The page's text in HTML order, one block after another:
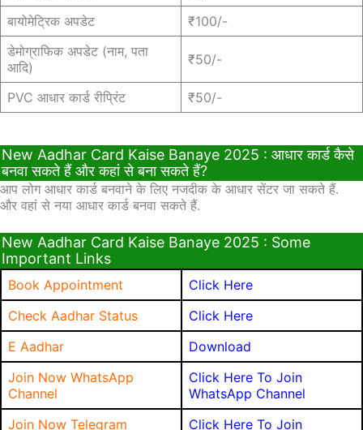
बायोमेट्रिक अपडेट
₹100/-
डेमोग्राफिक अपडेट (नाम, पता
आदि)
₹50/-
PVC आधार कार्ड रीप्रिंट ₹50/-
New Aadhar Card Kaise Banaye 2025 : आधार कार्ड कैसे
बनवा सकते हैं और कहां से बना सकते हैं?
आप लोग आधार कार्ड बनवाने के लिए नजदीक के आधार सेंटर जा सकते हैं.
और वहां से नया आधार कार्ड बनवा सकते हैं.
New Aadhar Card Kaise Banaye 2025 : Some
Important Links
Book Appointment
Click Here
Check Aadhar Status
Click Here
E Aadhar
Download
Join Now WhatsApp
Channel
Click Here To Join
WhatsApp Channel
Join Now Telegram
Click Here To Join